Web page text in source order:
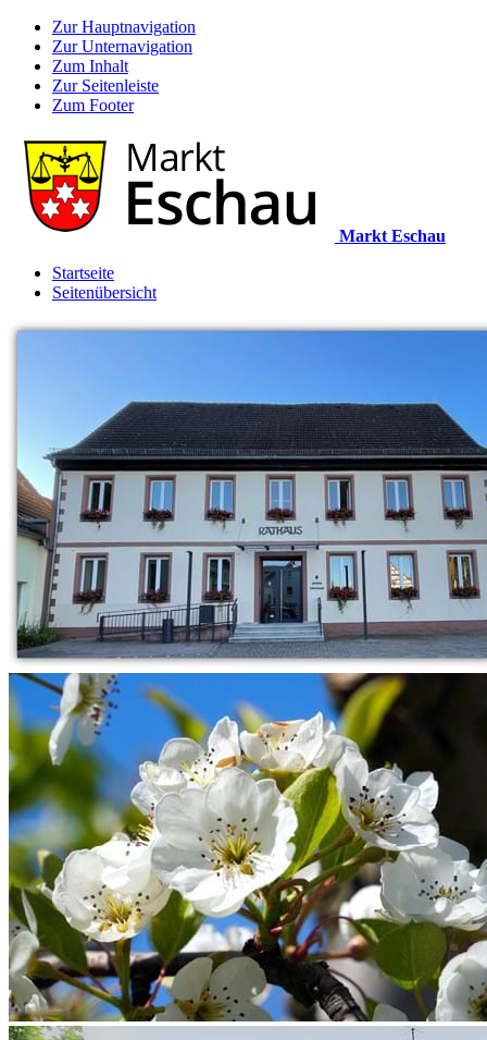
Zur Hauptnavigation
Zur Unternavigation
Zum Inhalt
Zur Seitenleiste
Zum Footer
Markt Eschau
Startseite
Seitenübersicht